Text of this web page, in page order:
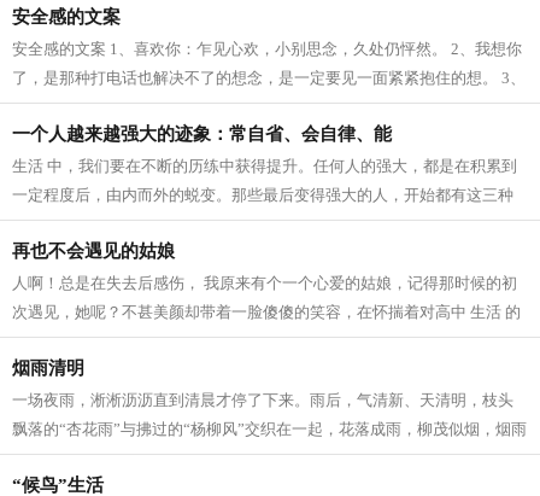
安全感的文案
安全感的文案 1、喜欢你：乍见心欢，小别思念，久处仍怦然。 2、我想你
了，是那种打电话也解决不了的想念，是一定要见一面紧紧抱住的想。 3、
我爱这个世界上的三件事：太阳，月...
一个人越来越强大的迹象：常自省、会自律、能
生活 中，我们要在不断的历练中获得提升。任何人的强大，都是在积累到
一定程度后，由内而外的蜕变。那些最后变得强大的人，开始都有这三种
迹象。 常自省 人生 路上，每个人的境...
再也不会遇见的姑娘
人啊！总是在失去后感伤， 我原来有个一个心爱的姑娘，记得那时候的初
次遇见，她呢？不甚美颜却带着一脸傻傻的笑容，在怀揣着对高中 生活 的
向往，在人群中拥挤寻找着我的老师...
烟雨清明
一场夜雨，淅淅沥沥直到清晨才停了下来。雨后，气清新、天清明，枝头
飘落的“杏花雨”与拂过的“杨柳风”交织在一起，花落成雨，柳茂似烟，烟雨
清明寄深情。 清明，逐雨而来。...
“候鸟”生活